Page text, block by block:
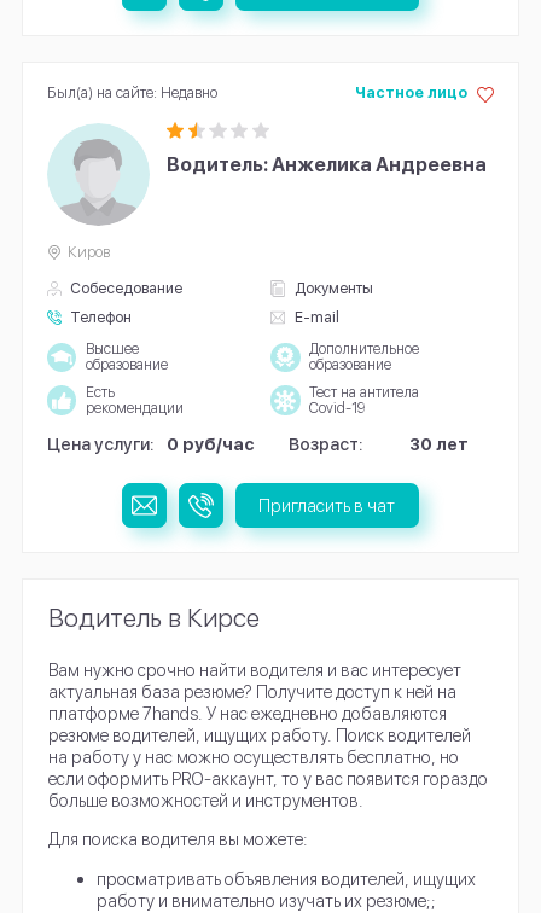
Водитель: Анжелика Андреевна
Собеседование
Документы
Телефон
E-mail
Частное лицо
Киров
Высшее
образование
Дополнительное
образование
Есть
рекомендации
Тест на антитела
Covid-19
Цена услуги: 0 руб/час Возраст: 30 лет
Был(а) на сайте: Недавно
Пригласить в чат
Водитель в Кирсе
Вам нужно срочно найти водителя и вас интересует
актуальная база резюме? Получите доступ к ней на
платформе 7hands. У нас ежедневно добавляются
резюме водителей, ищущих работу. Поиск водителей
на работу у нас можно осуществлять бесплатно, но
если оформить PRO-аккаунт, то у вас появится гораздо
больше возможностей и инструментов.
Для поиска водителя вы можете:
просматривать объявления водителей, ищущих
работу и внимательно изучать их резюме;;